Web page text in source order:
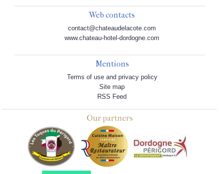
Web contacts
contact@chateaudelacote.com
www.chateau-hotel-dordogne.com
Mentions
Terms of use and privacy policy
Site map
RSS Feed
Our partners